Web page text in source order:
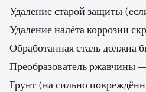
Удаление старой защиты
Удаление налёта коррозии
Обработанная сталь должна
Преобразователь ржавчины
Грунт (на сильно